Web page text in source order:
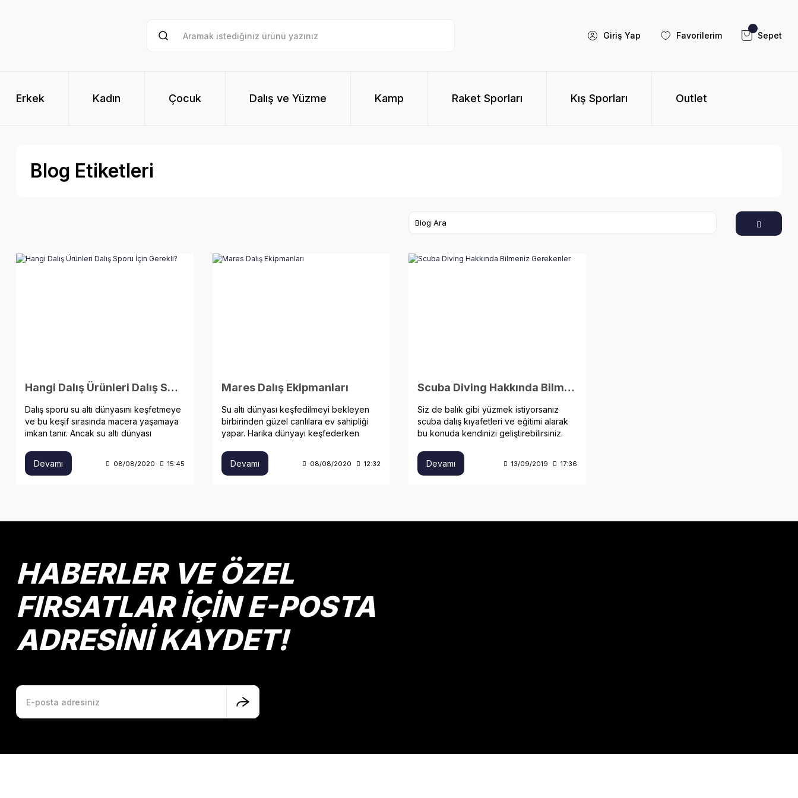
Giriş Yap Favorilerim Sepet
Erkek Kadın Çocuk Dalış ve Yüzme Kamp Raket Sporları Kış Sporları Outlet
Blog Etiketleri
Hangi Dalış Ürünleri Dalış Sporu İçin Gerekli?
Dalış sporu su altı dünyasını keşfetmeye
ve bu keşif sırasında macera yaşamaya
imkan tanır. Ancak su altı dünyası
Devamı
08/08/2020 15:45
Mares Dalış Ekipmanları
Su altı dünyası keşfedilmeyi bekleyen
birbirinden güzel canlılara ev sahipliği
yapar. Harika dünyayı keşfederken
oynar.
Devamı 08/08/2020 12:32
Scuba Diving Hakkında Bilmeniz Gerekenler
Siz de balık gibi yüzmek istiyorsanız
scuba dalış kıyafetleri ve eğitimi alarak
bu konuda kendinizi geliştirebilirsiniz.
Devamı 13/09/2019 17:36
HABERLER VE ÖZEL
FIRSATLAR İÇİN E-POSTA
ADRESİNİ KAYDET!